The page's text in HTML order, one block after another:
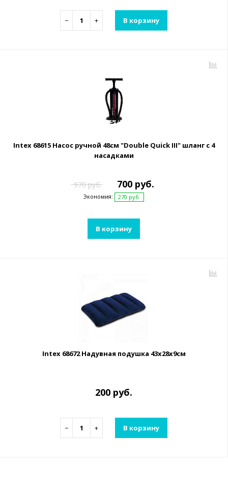
− + В корзину
Intex 68615 Насос ручной 48см "Double Quick III" шланг с 4
насадками
970 руб. 700 руб.
Экономия: 270 руб.
В корзину
Intex 68672 Надувная подушка 43х28х9см
200 руб.
− + В корзину